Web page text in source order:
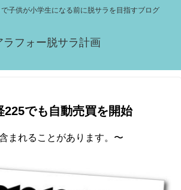
子供が小学生になる前に脱サラを目指すブログ
ラフォー脱サラ計画
でも自動売買を開始
まれることがあります。〜